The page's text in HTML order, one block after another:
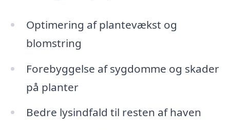
Optimering af plantevækst og
blomstring
Forebyggelse af sygdomme og skader
på planter
Bedre lysindfald til resten af haven